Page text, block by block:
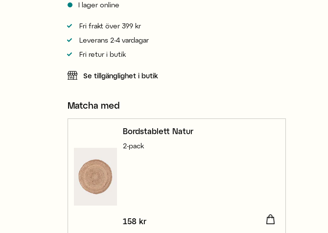
I lager online
Fri frakt över 399 kr
Leverans 2-4 vardagar
Fri retur i butik
Se tillgänglighet i butik
Matcha med
Bordstablett Natur
2-pack
Pris :158 kr
158 kr